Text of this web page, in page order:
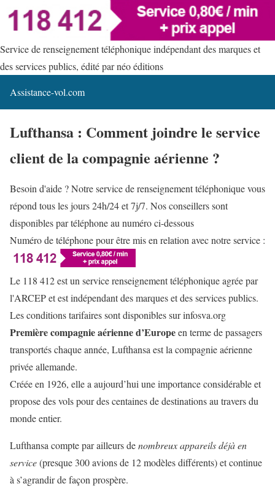
Service de renseignement téléphonique indépendant des marques et
des services publics, édité par néo éditions
Assistance-vol.com
Lufthansa : Comment joindre le service
client de la compagnie aérienne ?
Besoin d'aide ? Notre service de renseignement téléphonique vous
répond tous les jours 24h/24 et 7j/7. Nos conseillers sont
disponibles par téléphone au numéro ci-dessous
Numéro de téléphone pour être mis en relation avec notre service :
Le 118 412 est un service renseignement téléphonique agrée par
l'ARCEP et est indépendant des marques et des services publics.
Les conditions tarifaires sont disponibles sur infosva.org
Première compagnie aérienne d’Europeen terme de passagers
transportés chaque année, Lufthansa est la compagnie aérienne
privée allemande.
Créée en 1926, elle a aujourd’hui une importance considérable et
propose des vols pour descentaines de destinationsau travers du
monde entier.
Lufthansa compte par ailleurs denombreux appareils déjà en
service(presque 300 avions de 12 modèles différents) et continue
à s’agrandir de façon prospère.